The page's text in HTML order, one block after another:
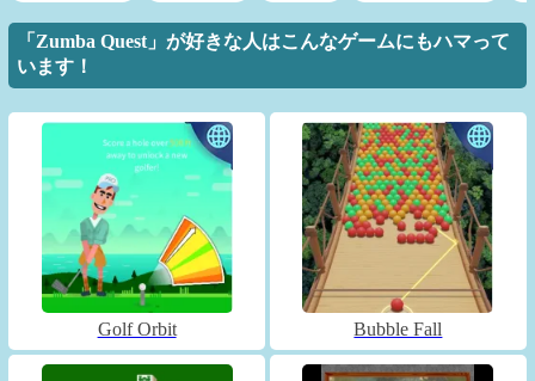
「Zumba Quest」が好きな人はこんなゲームにもハマって
います！
Golf Orbit Bubble Fall